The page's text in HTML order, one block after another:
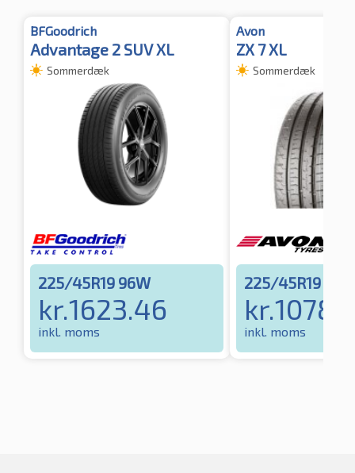
BFGoodrich
Advantage 2 SUV XL
Sommerdæk
225/45R19 96W
kr.1623.46
inkl. moms
Avon
ZX 7 XL
Sommerdæk
225/45R19 96Y
kr.
inkl. moms